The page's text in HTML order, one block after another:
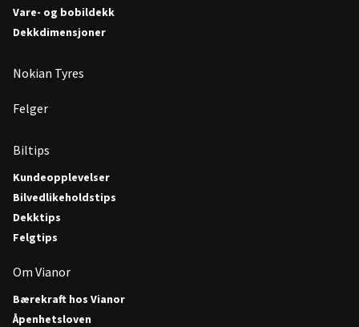
Vare- og bobildekk
Dekkdimensjoner
Nokian Tyres
Felger
Biltips
Kundeopplevelser
Bilvedlikeholdstips
Dekktips
Felgtips
Om Vianor
Bærekraft hos Vianor
Åpenhetsloven